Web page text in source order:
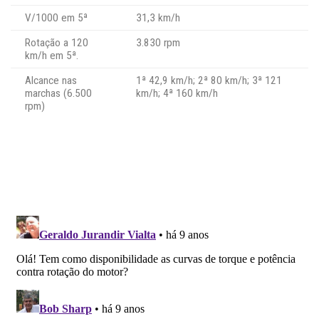
V/1000 em 5ª
31,3 km/h
Rotação a 120
km/h em 5ª.
3.830 rpm
Alcance nas
marchas (6.500
rpm)
1ª 42,9 km/h; 2ª 80 km/h; 3ª 121
km/h; 4ª 160 km/h